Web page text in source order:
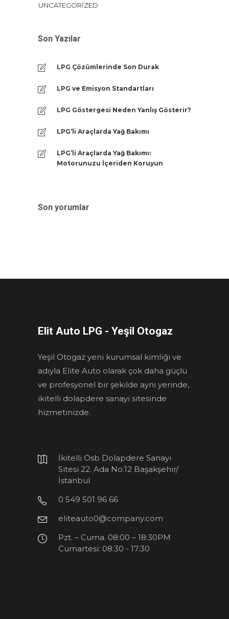
UNCATEGORIZED
Son Yazılar
LPG Çözümlerinde Son Durak
LPG ve Emisyon Standartları
LPG Göstergesi Neden Yanlış Gösterir?
LPG’li Araçlarda Yağ Bakımı
LPG’li Araçlarda Yağ Bakımı:
Motorunuzu İçeriden Koruyun
Son yorumlar
Elit Auto LPG - Yeşil Otogaz
Yeşil Otogaz yeni kurumsal kimliği ve
adıyla Elite Auto olarak çok daha güçlü
ve profesyonel bir şekilde aynı yerinde,
ikitelli dolapdere sanayi sitesinde
hizmetinizde.
İkitelli Osb Dolapdere Sanayi
Sitesi 22. Ada No:12 Başakşehir/
İstanbul
0 549 501 96 66
eliteauto0@company.com
Pzt. – Cuma. 08:00 – 18:30PM
Cumartesi: 08:30 - 17:30